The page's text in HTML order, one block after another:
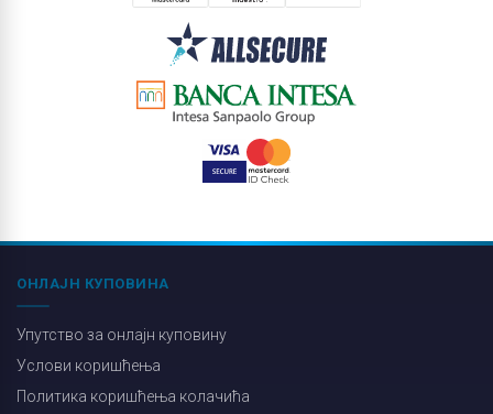
ОНЛАЈН КУПОВИНА
Упутство за онлајн куповину
Услови коришћења
Политика коришћења колачића